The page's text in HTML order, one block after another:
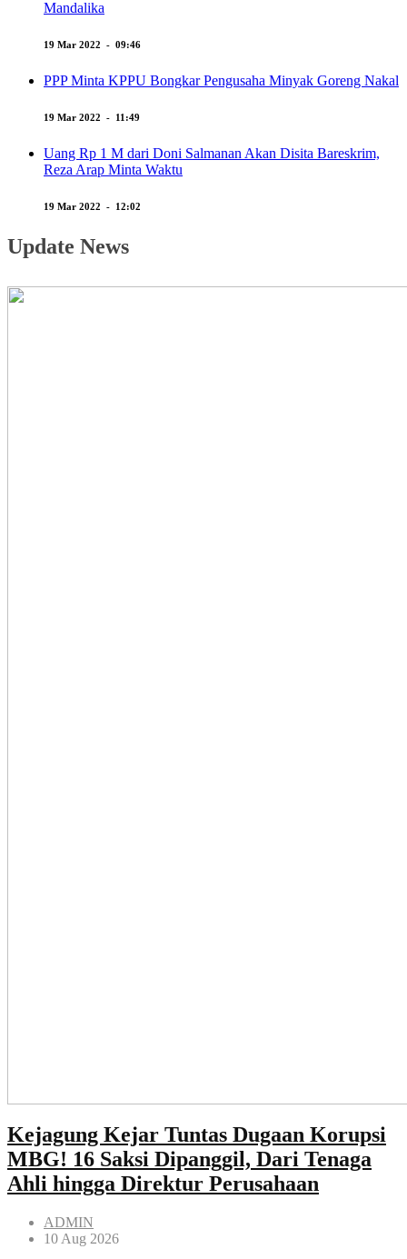
Mandalika
19 Mar 2022 - 09:46
PPP Minta KPPU Bongkar Pengusaha Minyak Goreng Nakal
19 Mar 2022 - 11:49
Uang Rp 1 M dari Doni Salmanan Akan Disita Bareskrim,
Reza Arap Minta Waktu
19 Mar 2022 - 12:02
Update News
Kejagung Kejar Tuntas Dugaan Korupsi
MBG! 16 Saksi Dipanggil, Dari Tenaga
Ahli hingga Direktur Perusahaan
ADMIN
10 Aug 2026